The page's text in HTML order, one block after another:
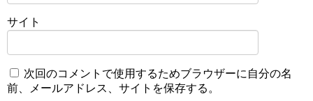
サイト
次回のコメントで使用するためブラウザーに自分の名
前、メールアドレス、サイトを保存する。